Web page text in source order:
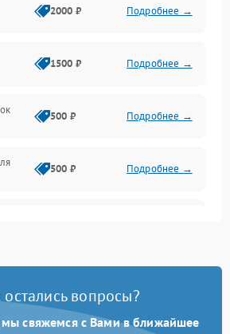
2000 ₽ Подробнее →
1500 ₽ Подробнее →
500 ₽ Подробнее →
500 ₽ Подробнее →
500 ₽ Подробнее →
1000 ₽
остались вопросы?
мы свяжемся с Вами в ближайшее